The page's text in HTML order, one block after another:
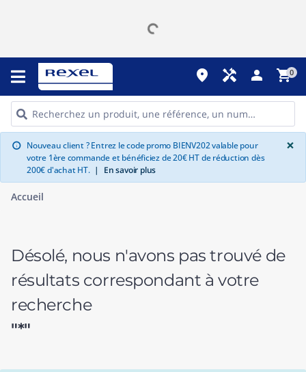
place handyman person shopping_cart0
info Nouveau client ? Entrez le code promo BIENV202 valable pour
votre 1ère commande et bénéficiez de 20€ HT de réduction dès
200€ d'achat HT. | En savoir plus
×
Accueil
Désolé, nous n'avons pas trouvé de
résultats correspondant à votre
recherche
"*"